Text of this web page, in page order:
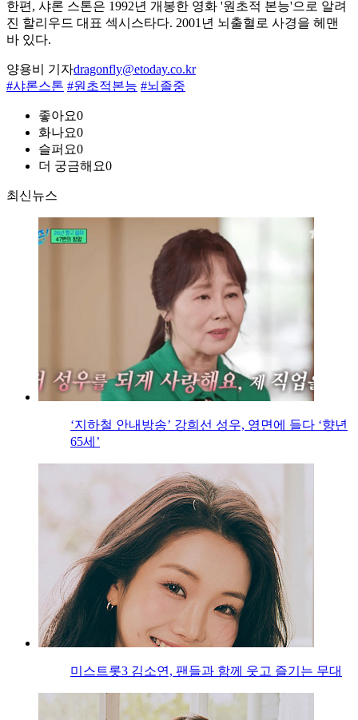
한편, 샤론 스톤은 1992년 개봉한 영화 '원초적 본능'으로 알려
진 할리우드 대표 섹시스타다. 2001년 뇌출혈로 사경을 헤맨
바 있다.
양용비 기자dragonfly@etoday.co.kr
#샤론스톤 #원초적본능 #뇌졸중
좋아요0
화나요0
슬퍼요0
더 궁금해요0
최신뉴스
‘지하철 안내방송’ 강희선 성우, 영면에 들다 ‘향년
65세’
미스트롯3 김소연, 팬들과 함께 웃고 즐기는 무대